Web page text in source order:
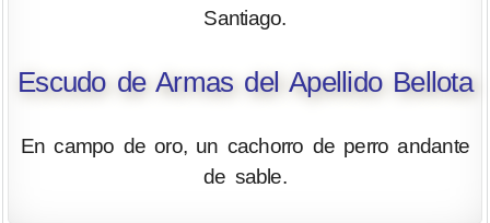
Santiago.
Escudo de Armas del Apellido Bellota
En campo de oro, un cachorro de perro andante
de sable.